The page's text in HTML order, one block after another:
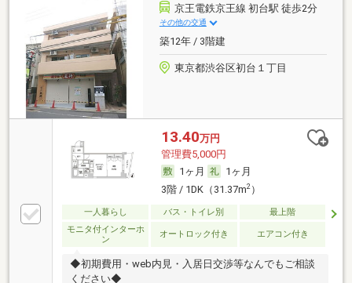
京王電鉄京王線 初台駅 徒歩2分
その他の交通
築12年 / 3階建
東京都渋谷区初台１丁目
13.40万円
管理費5,000円
1ヶ月
1ヶ月
3階 / 1DK（31.37m2）
一人暮らし バス・トイレ別
最上階
モニタ付インターホ
ン
オートロック付き エアコン付き
◆初期費用・web内見・入居日交渉等なんでもご相談
ください◆